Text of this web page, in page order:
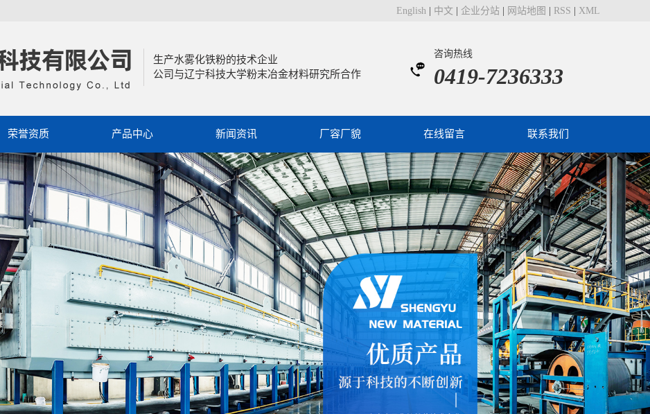
English 中文 企业分站 网站地图 RSS XML
生产水雾化铁粉的技术企业
公司与辽宁科技大学粉末冶金材料研究所合作
咨询热线
0419-7236333
荣誉资质 产品中心 新闻资讯 厂容厂貌 在线留言 联系我们